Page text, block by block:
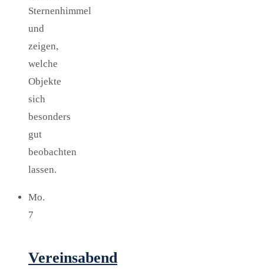
Sternenhimmel
und
zeigen,
welche
Objekte
sich
besonders
gut
beobachten
lassen.
Mo.
7
Vereinsabend